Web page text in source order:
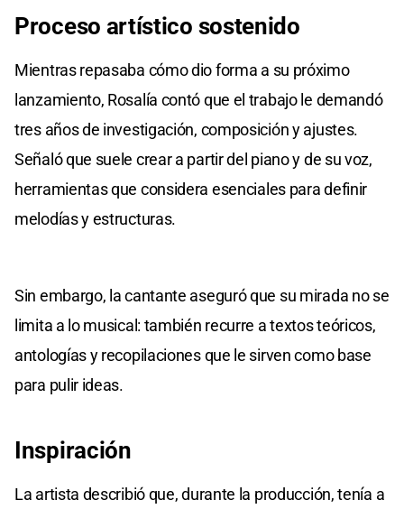
Proceso artístico sostenido
Mientras repasaba cómo dio forma a su próximo
lanzamiento, Rosalía contó que el trabajo le demandó
tres años de investigación, composición y ajustes.
Señaló que suele crear a partir del piano y de su voz,
herramientas que considera esenciales para definir
melodías y estructuras.
Sin embargo, la cantante aseguró que su mirada no se
limita a lo musical: también recurre a textos teóricos,
antologías y recopilaciones que le sirven como base
para pulir ideas.
Inspiración
La artista describió que, durante la producción, tenía a